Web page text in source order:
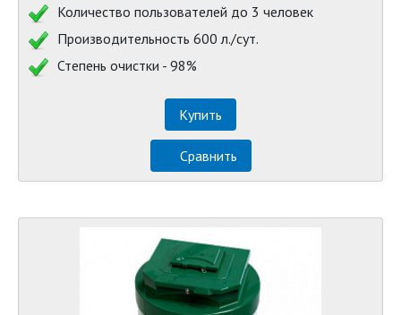
Количество пользователей до 3 человек
Производительность 600 л./сут.
Степень очистки - 98%
Купить
Сравнить